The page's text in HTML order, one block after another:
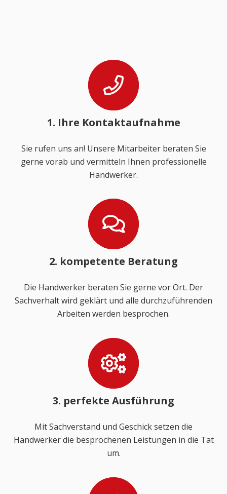
1. Ihre Kontaktaufnahme
Sie rufen uns an! Unsere Mitarbeiter beraten Sie
gerne vorab und vermitteln Ihnen professionelle
Handwerker.
2. kompetente Beratung
Die Handwerker beraten Sie gerne vor Ort. Der
Sachverhalt wird geklärt und alle durchzuführenden
Arbeiten werden besprochen.
3. perfekte Ausführung
Mit Sachverstand und Geschick setzen die
Handwerker die besprochenen Leistungen in die Tat
um.